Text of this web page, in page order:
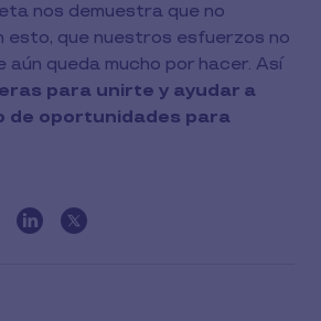
nos demuestra que no
esto, que nuestros esfuerzos no
aún queda mucho por hacer. Así
para unirte y ayudar a
de oportunidades para